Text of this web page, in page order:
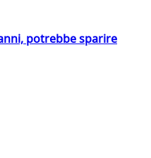
potrebbe sparire